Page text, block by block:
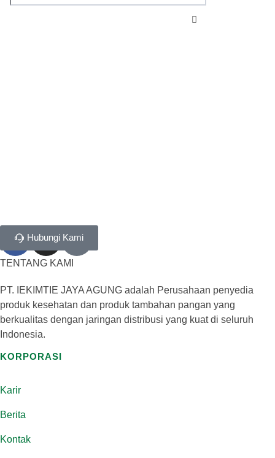
Hubungi Kami
TENTANG KAMI
PT. IEKIMTIE JAYA AGUNG adalah Perusahaan penyedia
produk kesehatan dan produk tambahan pangan yang
berkualitas dengan jaringan distribusi yang kuat di seluruh
Indonesia.
KORPORASI
Karir
Berita
Kontak